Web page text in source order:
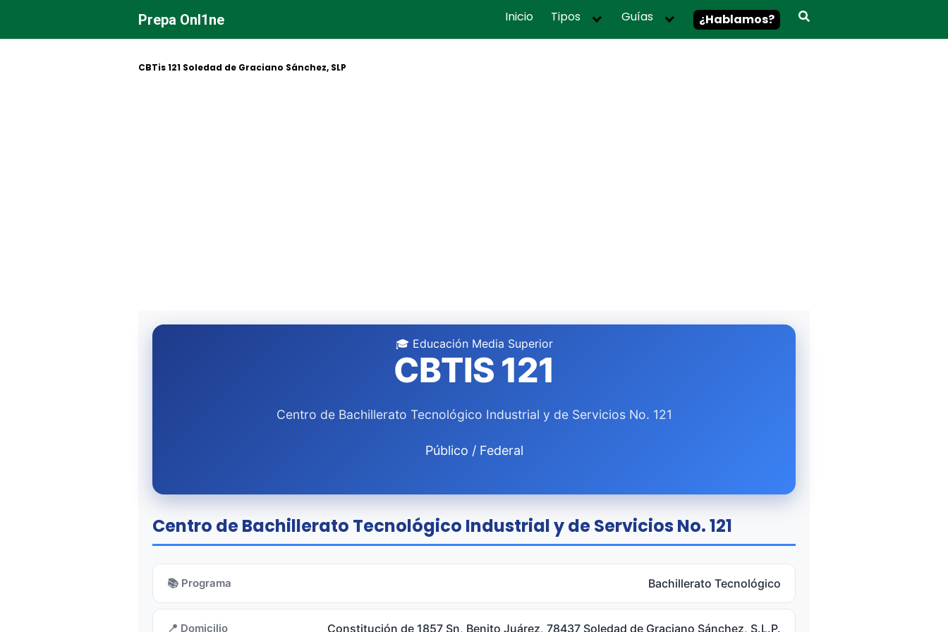
contenido
Prepa Onl1ne Inicio Tipos Guías ¿Hablamos?
CBTis 121 Soledad de Graciano Sánchez, SLP
🎓 Educación Media Superior
CBTIS 121
Centro de Bachillerato Tecnológico Industrial y de Servicios No. 121
Público / Federal
Centro de Bachillerato Tecnológico Industrial y de Servicios No. 121
📚 Programa Bachillerato Tecnológico
📍 Domicilio Constitución de 1857 Sn, Benito Juárez, 78437 Soledad de Graciano Sánchez, S.L.P.